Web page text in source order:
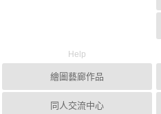
Help
繪圖藝廊作品
同人交流中心